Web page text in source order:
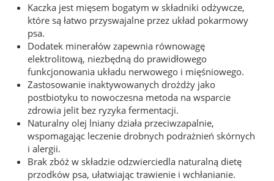
Kaczka jest mięsem bogatym w składniki odżywcze,
które są łatwo przyswajalne przez układ pokarmowy
psa.
Dodatek minerałów zapewnia równowagę
elektrolitową, niezbędną do prawidłowego
funkcjonowania układu nerwowego i mięśniowego.
Zastosowanie inaktywowanych drożdży jako
postbiotyku to nowoczesna metoda na wsparcie
zdrowia jelit bez ryzyka fermentacji.
Naturalny olej lniany działa przeciwzapalnie,
wspomagając leczenie drobnych podrażnień skórnych
i alergii.
Brak zbóż w składzie odzwierciedla naturalną dietę
przodków psa, ułatwiając trawienie i wchłanianie.